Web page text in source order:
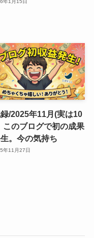
年1月15日
録/2025年11月(実は10
このブログで初の成果
。今の気持ち
年11月27日